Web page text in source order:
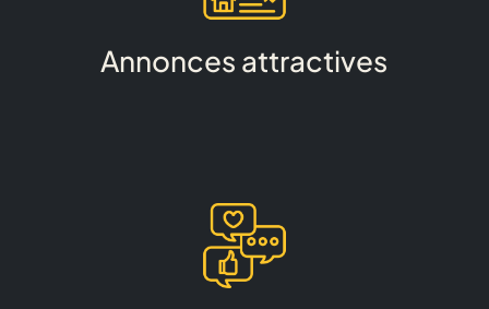
Annonces attractives